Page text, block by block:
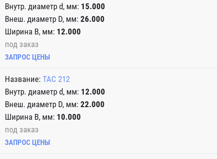
15.000
26.000
12.000
под заказ
ЗАПРОС ЦЕНЫ
TAC 212
12.000
22.000
10.000
под заказ
ЗАПРОС ЦЕНЫ